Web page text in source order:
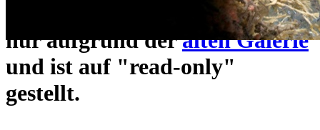
Das alte Forum hier existiert
nur aufgrund deralten Galerie
und ist auf "read-only"
gestellt.